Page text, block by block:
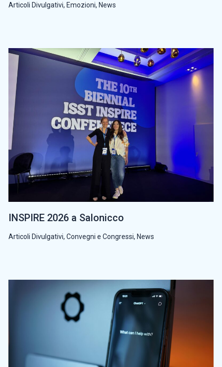
Articoli Divulgativi, Emozioni, News
INSPIRE 2026 a Salonicco
Articoli Divulgativi, Convegni e Congressi, News